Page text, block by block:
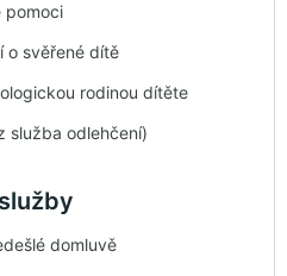
pomoci
o svěřené dítě
rodinou dítěte
služba odlehčení)
domluvě